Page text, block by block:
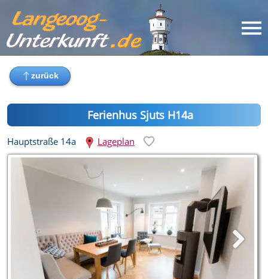
Ferienhus Sjuts H14a
Hauptstraße 14a Lageplan